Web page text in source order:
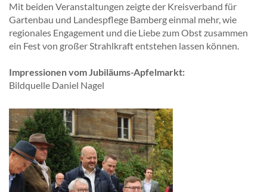
Mit beiden Veranstaltungen zeigte der Kreisverband für
Gartenbau und Landespflege Bamberg einmal mehr, wie
regionales Engagement und die Liebe zum Obst zusammen
ein Fest von großer Strahlkraft entstehen lassen können.
Impressionen vom Jubiläums-Apfelmarkt:
Bildquelle Daniel Nagel